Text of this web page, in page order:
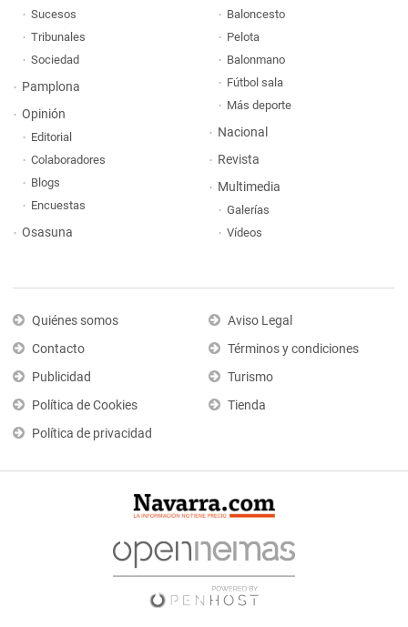
Sucesos
Tribunales
Sociedad
Pamplona
Opinión
Editorial
Colaboradores
Blogs
Encuestas
Osasuna
Baloncesto
Pelota
Balonmano
Fútbol sala
Más deporte
Nacional
Revista
Multimedia
Galerías
Vídeos
Quiénes somos
Contacto
Publicidad
Política de Cookies
Política de privacidad
Aviso Legal
Términos y condiciones
Turismo
Tienda